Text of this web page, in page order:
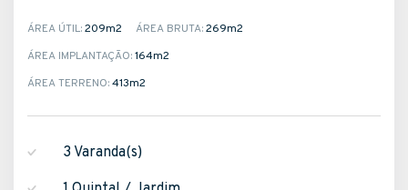
ÁREA ÚTIL:209m2 ÁREA BRUTA:269m2
ÁREA IMPLANTAÇÃO:164m2
ÁREA TERRENO:413m2
3 Varanda(s)